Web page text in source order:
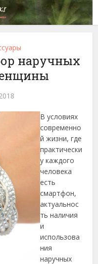
наручных
В условиях
современно
й жизни, где
практически
у каждого
человека
есть
смартфон,
актуальнос
ть наличия
и
использова
ния
наручных